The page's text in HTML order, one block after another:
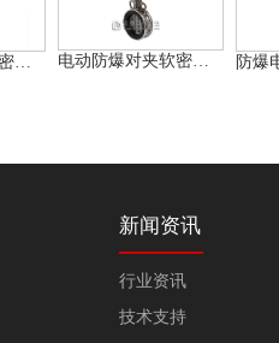
电动防爆对夹软密封蝶阀（不锈钢）
新闻资讯
行业资讯
技术支持